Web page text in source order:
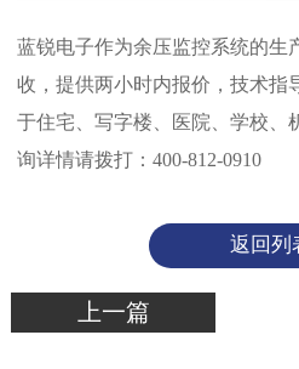
蓝锐电子作为余压监控系统的生
收，提供两小时内报价，技术指
于住宅、写字楼、医院、学校、
询详情请拨打：400-812-0910
返回列
上一篇